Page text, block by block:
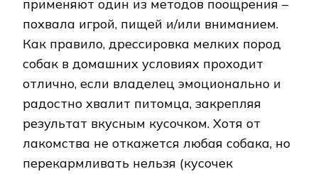
применяют один из методов поощрения –
похвала игрой, пищей и/или вниманием.
Как правило, дрессировка мелких пород
собак в домашних условиях проходит
отлично, если владелец эмоционально и
радостно хвалит питомца, закрепляя
результат вкусным кусочком. Хотя от
лакомства не откажется любая собака, но
перекармливать нельзя (кусочек